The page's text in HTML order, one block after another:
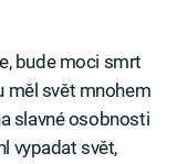
bude moci smrt
měl svět mnohem
slavné osobnosti
vypadat svět,